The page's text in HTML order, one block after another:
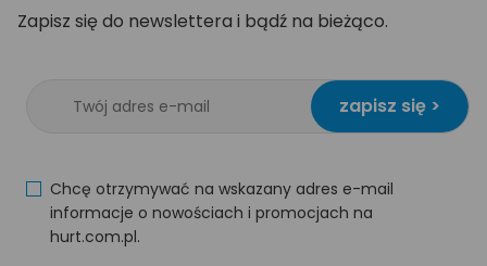
Zapisz się do newslettera i bądź na bieżąco.
zapisz się >
Chcę otrzymywać na wskazany adres e-mail
informacje o nowościach i promocjach na
hurt.com.pl.